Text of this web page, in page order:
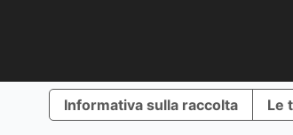
Informativa sulla raccolta Le